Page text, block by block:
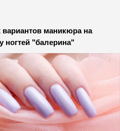
маникюра на
"балерина"